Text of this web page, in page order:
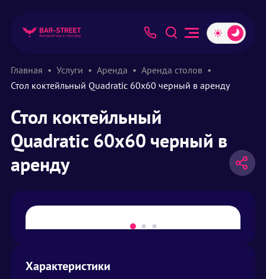
Главная Услуги Аренда
Аренда столов
Стол коктейльный Quadratic 60х60 черный в аренду
Стол коктейльный
Quadratic 60х60 черный в
аренду
Характеристики